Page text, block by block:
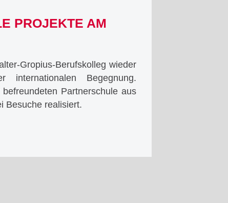
PROJEKTE AM
Gropius-Berufskolleg wieder
Begegnung.
Partnerschule aus
Besuche realisiert.